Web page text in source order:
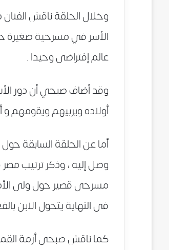
وخلال الحلقة ناقش
الأسر في مسرحية
عالم إفتراضى وحيدا .
وقد أضاف صبحي أن دور
أولاده ويربيهم ويقومهم و
أما عن الحلقة السابقة
مسرحى قصير حول ولى
فى النهاية يتحول الابن
كما ناقش صبحى أزمة